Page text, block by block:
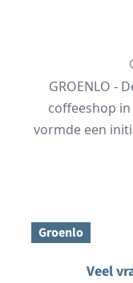
GROENLO -
coffeeshop
vormde een
Groenlo
Veel